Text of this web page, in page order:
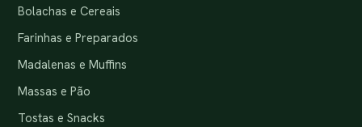
Bolachas e Cereais
Farinhas e Preparados
Madalenas e Muffins
Massas e Pão
Tostas e Snacks